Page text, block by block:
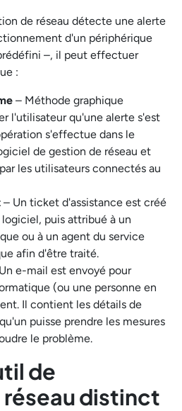
de réseau détecte une alerte
d'un périphérique
–, il peut effectuer
:
– Méthode graphique
l'utilisateur qu'une alerte s'est
s'effectue dans le
de gestion de réseau et
les utilisateurs connectés au
– Un ticket d'assistance est créé
puis attribué à un
ou à un agent du service
afin d'être traité.
e-mail est envoyé pour
(ou une personne en
Il contient les détails de
puisse prendre les mesures
le problème.
de
distinct